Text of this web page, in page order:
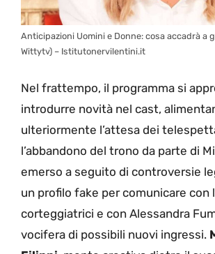
Anticipazioni Uomini e Donne: cosa accadrà a
Wittytv) – Istitutonervilentini.it
Nel frattempo, il programma si
introdurre novità nel cast,
ulteriormente l’attesa dei
l’abbandono del trono da parte di
emerso a seguito di controversie
un profilo fake per comunicare con
corteggiatrici e con Alessandra
vocifera di possibili nuovi ingressi.